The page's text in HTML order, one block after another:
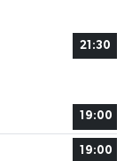
21:30
19:00
19:00